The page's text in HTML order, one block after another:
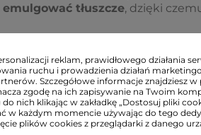
emulgować tłuszcze, dzięki
witaminy D, która jest
reklam, prawidłowego działania
ruchu i prowadzienia działań
Szczegółowe informacje znajdziesz
zgodę na ich zapisywanie na Twoim
nich klikając w zakładkę „Dostosuj pliki
w każdym momencie używając do tego
plików cookies z przeglądarki z danego